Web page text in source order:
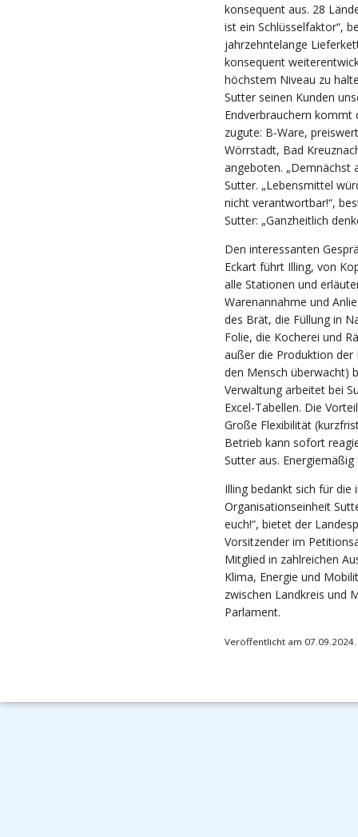
konsequent aus. 28
ist ein Schlüsselfaktor“,
jahrzehntelange
konsequent
höchstem Niveau zu
Sutter seinen Kunden
Endverbrauchern kommt
zugute: B-Ware,
Wörrstadt, Bad
angeboten. „Demnächst
Sutter. „Lebensmittel
nicht verantwortbar!“,
Sutter: „Ganzheitlich
Den interessanten
Eckart führt Illing, von
alle Stationen und
Warenannahme und
des Brät, die Füllung in
Folie, die Kocherei und
außer die Produktion
den Mensch überwacht)
Verwaltung arbeitet bei
Excel-Tabellen. Die
Große Flexibilität
Betrieb kann sofort
Sutter aus.
Illing bedankt sich für die
Organisationseinheit
euch!“, bietet der
Vorsitzender im
Mitglied in zahlreichen
Klima, Energie und
zwischen Landkreis und
Parlament.
Veröffentlicht am 07.09.2024.